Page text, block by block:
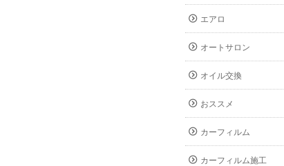
エアロ
オートサロン
オイル交換
おススメ
カーフィルム
カーフィルム施工